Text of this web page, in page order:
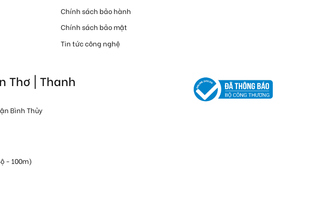
Chính sách bảo hành
Chính sách bảo mật
Tin tức công nghệ
Thơ | Thanh
Bình Thủy
- 100m)